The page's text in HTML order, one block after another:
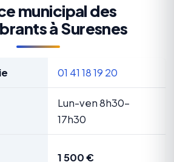
municipal des
à Suresnes
01 41 18 19 20
Lun-ven 8h30-
17h30
1 500 €